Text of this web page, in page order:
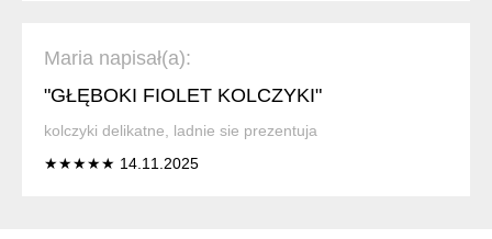
Maria napisał(a):
"GŁĘBOKI FIOLET KOLCZYKI"
kolczyki delikatne, ladnie sie prezentuja
★★★★★ 14.11.2025